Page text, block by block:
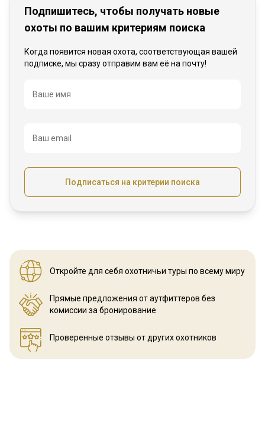
Подпишитесь, чтобы получать новые
охоты по вашим критериям поиска
Когда появится новая охота, соответствующая вашей
подписке, мы сразу отправим вам её на почту!
Название
Ваше имя
Ваш email
Подписаться на критерии поиска
Откройте для себя охотничьи туры по всему миру
Прямые предложения от аутфиттеров без
комиссии за бронирование
Проверенные отзывы от других охотников